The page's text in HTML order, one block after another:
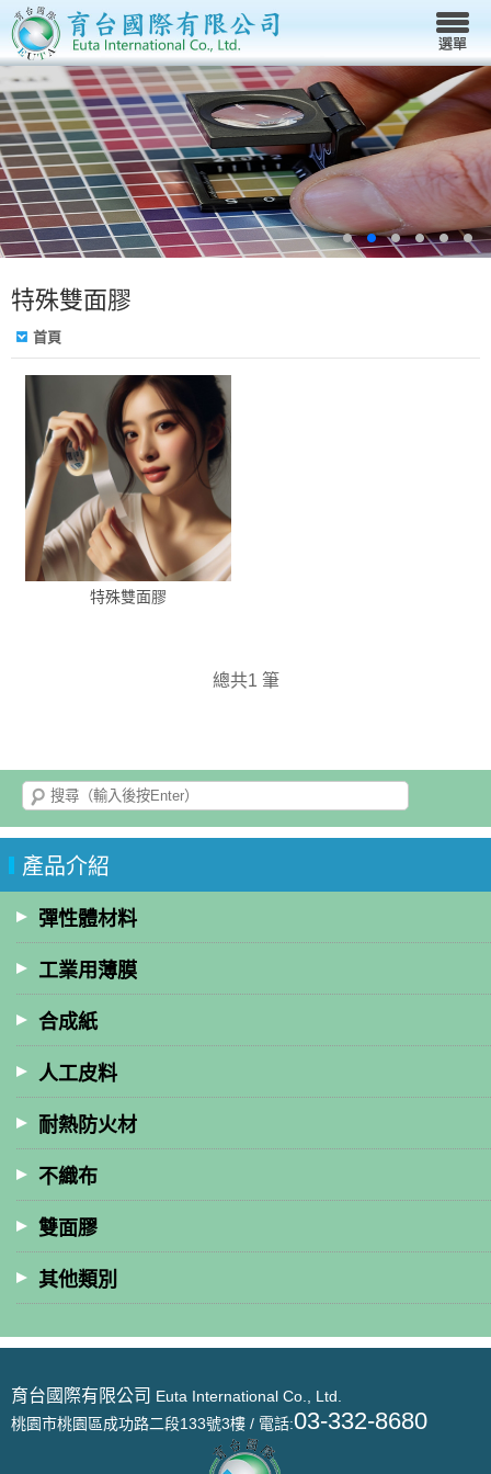
特殊雙面膠
首頁
特殊雙面膠
總共1 筆
產品介紹
彈性體材料
工業用薄膜
合成紙
人工皮料
耐熱防火材
不織布
雙面膠
其他類別
育台國際有限公司 Euta International Co., Ltd.
桃園市桃園區成功路二段133號3樓 / 電話:03-332-8680